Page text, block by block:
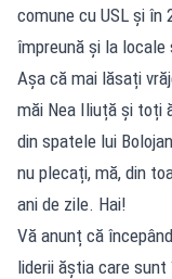
comune cu USL și în
împreună și la locale
Așa că mai lăsați
măi Nea Iliuță și toți
din spatele lui
nu plecați, mă, din
ani de zile. Hai!
Vă anunț că
liderii ăștia care